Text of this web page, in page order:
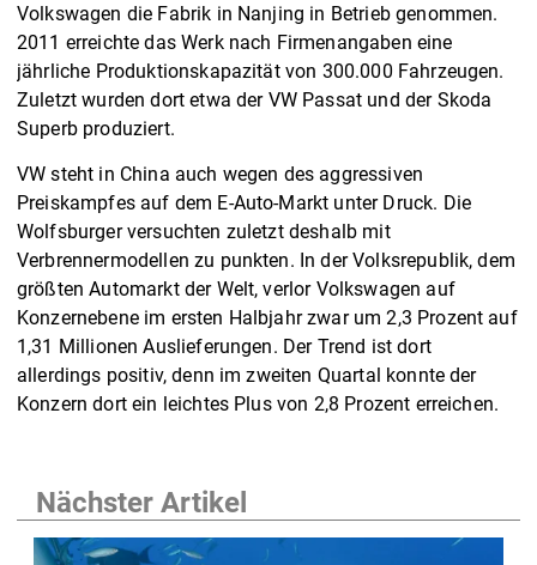
Volkswagen die Fabrik in Nanjing in Betrieb genommen.
2011 erreichte das Werk nach Firmenangaben eine
jährliche Produktionskapazität von 300.000 Fahrzeugen.
Zuletzt wurden dort etwa der VW Passat und der Skoda
Superb produziert.
VW steht in China auch wegen des aggressiven
Preiskampfes auf dem E-Auto-Markt unter Druck. Die
Wolfsburger versuchten zuletzt deshalb mit
Verbrennermodellen zu punkten. In der Volksrepublik, dem
größten Automarkt der Welt, verlor Volkswagen auf
Konzernebene im ersten Halbjahr zwar um 2,3 Prozent auf
1,31 Millionen Auslieferungen. Der Trend ist dort
allerdings positiv, denn im zweiten Quartal konnte der
Konzern dort ein leichtes Plus von 2,8 Prozent erreichen.
Nächster Artikel